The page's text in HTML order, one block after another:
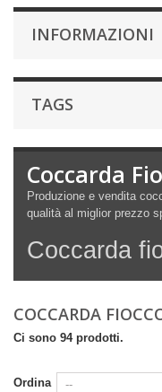
INFORMAZIONI
TAGS
Coccarda
Produzione e vendita
qualità al miglior prezzo
Coccarda
COCCARDA
Ci sono 94 prodotti.
Ordina